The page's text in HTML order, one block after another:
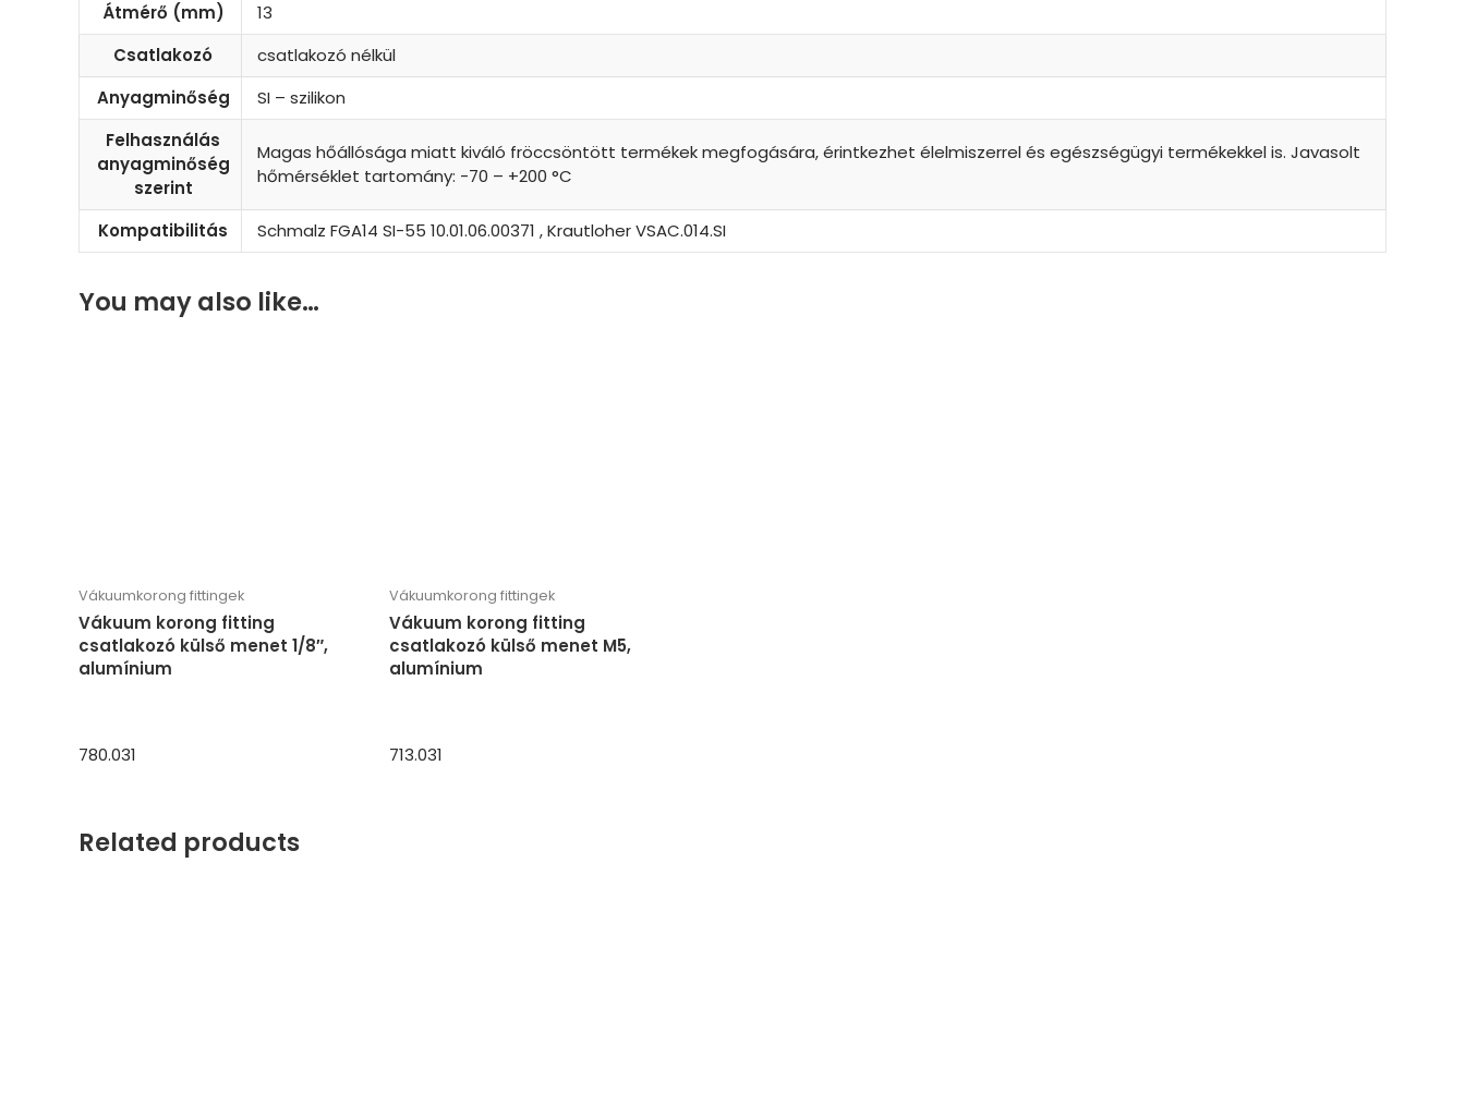
Átmérő (mm)
13
Csatlakozó
csatlakozó nélkül
Anyagminőség
SI – szilikon
Felhasználás
anyagminőség
szerint
Magas hőállósága miatt kiváló fröccsöntött termékek megfogására, érintkezhet élelmiszerrel és egészségügyi termékekkel is. Javasolt
hőmérséklet tartomány: -70 – +200 °C
Kompatibilitás Schmalz FGA14 SI-55 10.01.06.00371 , Krautloher VSAC.014.SI
You may also like…
Vákuumkorong fittingek
Vákuum korong fitting
csatlakozó külső menet 1/8″,
alumínium
780.031
Vákuumkorong fittingek
Vákuum korong fitting
csatlakozó külső menet M5,
alumínium
713.031
Related products